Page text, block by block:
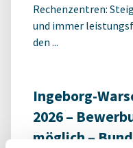
Rechenzentren:
und immer
den ...
Ingeborg-
2026 –
möglich –